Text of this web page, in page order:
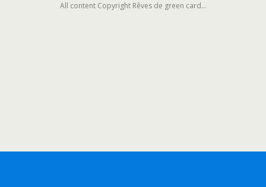
All content Copyright Rêves de green card...